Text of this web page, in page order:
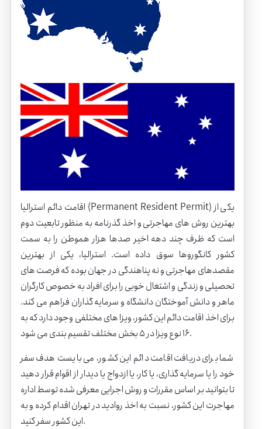
اقامت دائم استرالیا (Permanent Resident Permit) یکی از
بهترین روش های مهاجرتی و اخذ گذرنامه به منظور تابعیت دوم
است که ظرف چند دهه اخیر صدها هزار هموطن را به سمت
کشور کانگوروها سوق داده است. استرالیا، یکی از بهترین
مقصدهای مهاجرتی و نه پناهندگی در جهان بوده که فرصت های
تحصیلی و زندگی و اشتغال خوبی را برای افراد به خصوص کارگران
ماهر و دانش آموختگان دانشگاه و سرمایه گذاران فراهم می کند.
برای اخذ اقامت دائم این کشور، ویزا های مختلفی وجود دارد که به
۱۶ نوع ویزا در ۵ بخش مختلف تقسیم بندی می شود.
شما برای دریافت اقامت دائم این کشور، می بایست هدف سفر
خود را یا سرمایه گذاری، یا کار، یا ازدواج یا دیدار از اقوام قرار دهید
تا بتوانید بر اساس مقررات و روش اجرایی معرفی شده توسط اداره
مهاجرت این کشور، نسبت به اخذ روادید در تهران اقدام کرده و به
این کشور سفر کنید.